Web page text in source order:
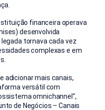
financeira operava
desenvolvida
tornava cada vez
complexas e em
adicionar mais canais,
versátil com
omnichannel”,
de Negócios – Canais